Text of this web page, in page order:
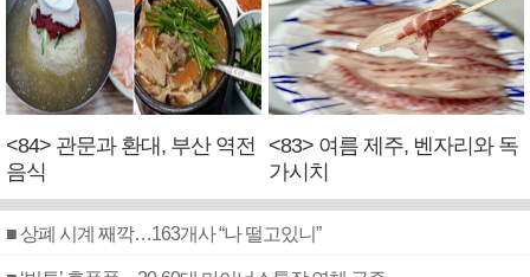
<84> 관문과 환대, 부산 역전
음식
<83> 여름 제주, 벤자리와 독
가시치
■ 상폐 시계 째깍…163개사 “나 떨고있니”